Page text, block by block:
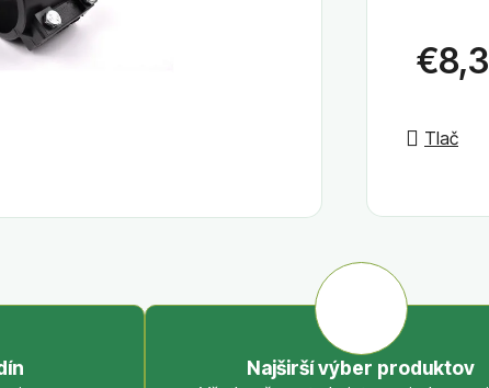
Tlač
Najširší výber produktov